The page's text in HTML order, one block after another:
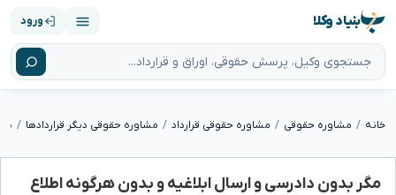
بنیاد وکلا ورود
خانه مشاوره حقوقی مشاوره حقوقی قرارداد مشاوره حقوقی دیگر قراردادها
مگر بدون دادرسی و ارسال ابلاغیه و بدون هرگونه اطلاع